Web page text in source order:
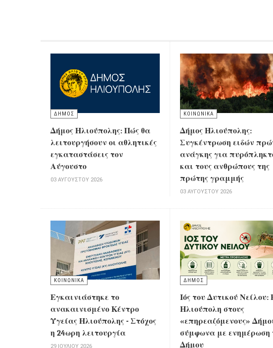
ΔΗΜΟΣ
Δήμος Ηλιούπολης: Πώς θα
λειτουργήσουν οι αθλητικές
εγκαταστάσεις τον
Αύγουστο
03 ΑΥΓΟΎΣΤΟΥ 2026
ΚΟΙΝΩΝΙΚΑ
Δήμος Ηλιούπολης:
Συγκέντρωση ειδών
ανάγκης για
και τους ανθρώπους της
πρώτης γραμμής
03 ΑΥΓΟΎΣΤΟΥ 2026
ΚΟΙΝΩΝΙΚΑ
Εγκαινιάστηκε το
ανακαινισμένο Κέντρο
Υγείας Ηλιούπολης - Στόχος
η 24ωρη λειτουργία
29 ΙΟΥΛΊΟΥ 2026
ΔΗΜΟΣ
Ιός του Δυτικού Νείλου:
Ηλιούπολη στους
«επηρεαζόμενους»
σύμφωνα με ενημέρωση
Δήμου